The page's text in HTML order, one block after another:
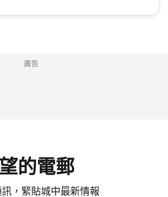
廣告
的電郵
，緊貼城中最新情報